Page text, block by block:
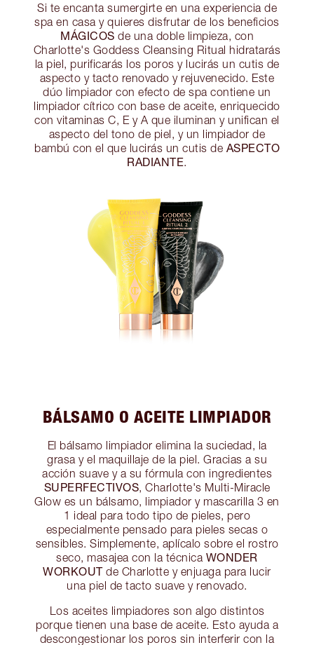
Si te encanta sumergirte en una experiencia de
spa en casa y quieres disfrutar de los beneficios
MÁGICOS de una doble limpieza, con
Charlotte's Goddess Cleansing Ritual hidratarás
la piel, purificarás los poros y lucirás un cutis de
aspecto y tacto renovado y rejuvenecido. Este
dúo limpiador con efecto de spa contiene un
limpiador cítrico con base de aceite, enriquecido
con vitaminas C, E y A que iluminan y unifican el
aspecto del tono de piel, y un limpiador de
bambú con el que lucirás un cutis de ASPECTO
RADIANTE.
BÁLSAMO O ACEITE LIMPIADOR
El bálsamo limpiador elimina la suciedad, la
grasa y el maquillaje de la piel. Gracias a su
acción suave y a su fórmula con ingredientes
SUPERFECTIVOS, Charlotte's Multi-Miracle
Glow es un bálsamo, limpiador y mascarilla 3 en
1 ideal para todo tipo de pieles, pero
especialmente pensado para pieles secas o
sensibles. Simplemente, aplícalo sobre el rostro
seco, masajea con la técnica WONDER
WORKOUTde Charlotte y enjuaga para lucir
una piel de tacto suave y renovado.
Los aceites limpiadores son algo distintos
porque tienen una base de aceite. Esto ayuda a
descongestionar los poros sin interferir con la